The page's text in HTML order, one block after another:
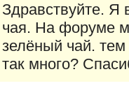
Здравствуйте. Я
чая. На форуме
зелёный чай.
так много?